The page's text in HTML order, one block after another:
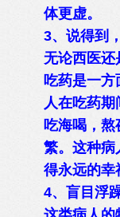
体更虚。
3、说得到
无论西医还
吃药是一方
人在吃药
吃海喝，熬
繁。这种病
得永远的幸
4、盲目浮